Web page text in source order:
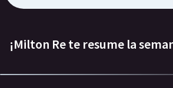
¡Milton Re te resume la